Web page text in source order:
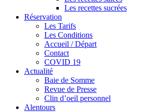
Les recettes sucrées
Réservation
Les Tarifs
Les Conditions
Accueil / Départ
Contact
COVID 19
Actualité
Baie de Somme
Revue de Presse
Clin d’oeil personnel
Alentours